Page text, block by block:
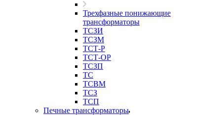
Трехфазные понижающие
трансформаторы
ТСЗИ
ТСЗМ
ТСТ-Р
ТСТ-ОР
ТСЗП
ТС
ТСВМ
ТСЗ
ТСП
Печные трансформаторы